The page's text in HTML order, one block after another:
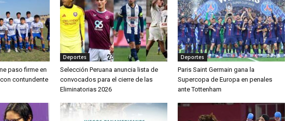
paso firme en
contundente
Deportes
Selección Peruana anuncia lista de
convocados para el cierre de las
Eliminatorias 2026
Deportes
Paris Saint Germain gana la
Supercopa de Europa en penales
ante Tottenham